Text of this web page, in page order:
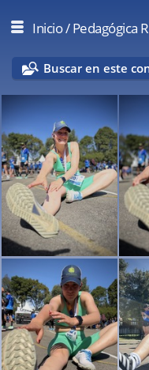
Inicio/Pedagógica
Buscar en este